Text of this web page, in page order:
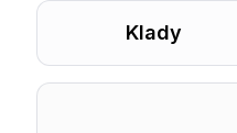
Klady